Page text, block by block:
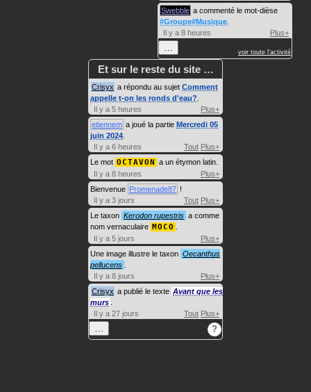
Swebble a commenté le mot-dièse
#Groupe#Musique
Il y a 8 heures
Plus+
… voir toute l'activité
Et sur le reste du site …
Crisyx a répondu au sujet Comment
appelle t-on les ronds d'eau?
Il y a 5 heures
Plus+
etiennem a joué la partie Mercredi 05
juin 2024
Il y a 6 heures
Tout Plus+
Le mot OCTAVON a un étymon latin.
Il y a 8 heures
Plus+
Bienvenue Promenade87 !
Il y a 3 jours
Tout Plus+
Le taxon Kerodon rupestris a comme
nom vernaculaire MOCO
Il y a 5 jours
Plus+
Une image illustre le taxon Oecanthus
pellucens
Il y a 8 jours
Plus+
Crisyx a publié le texte Avant que les
murs
Il y a 27 jours
Tout Plus+
… ?